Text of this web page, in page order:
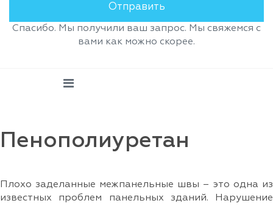
Спасибо. Мы получили ваш запрос. Мы свяжемся с
вами как можно скорее.
Пенополиуретан
Плохо заделанные межпанельные швы – это одна из
известных проблем панельных зданий. Нарушение